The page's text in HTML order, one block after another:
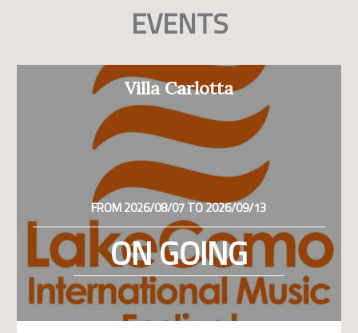
EVENTS
Villa Carlotta
FROM 2026/08/07 TO 2026/09/13
ON GOING